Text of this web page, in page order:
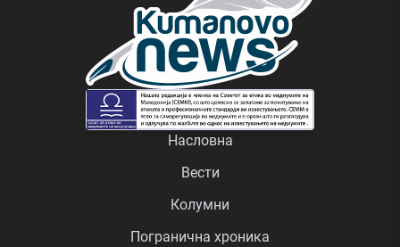
Насловна
Вести
Колумни
Погранична хроника